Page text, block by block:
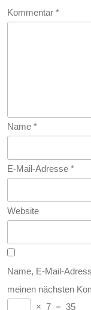
Kommentar *
Name *
E-Mail-Adresse *
Website
Name, E-Mail-
meinen nächsten
× 7 = 35